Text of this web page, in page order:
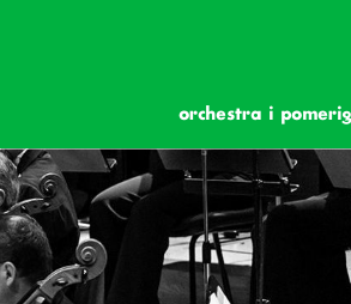
orchestra i